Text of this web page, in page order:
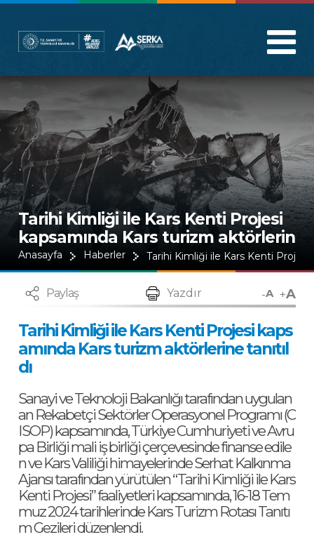
Tarihi Kimliği ile Kars Kenti Projesi
kapsamında Kars turizm aktörlerin
e tanıtıldı
Anasayfa Haberler Tarihi Kimliği ile Kars Kenti Projesi
Paylaş Yazdır -A +A
Tarihi Kimliği ile Kars Kenti Projesi kaps
amında Kars turizm aktörlerine tanıtıl
dı
Sanayi ve Teknoloji Bakanlığı tarafından uygulan
an Rekabetçi Sektörler Operasyonel Programı (C
ISOP) kapsamında, Türkiye Cumhuriyeti ve Avru
pa Birliği mali iş birliği çerçevesinde finanse edile
n ve Kars Valiliği himayelerinde Serhat Kalkınma
Ajansı tarafından yürütülen “Tarihi Kimliği ile Kars
Kenti Projesi” faaliyetleri kapsamında, 16-18 Tem
muz 2024 tarihlerinde Kars Turizm Rotası Tanıtı
m Gezileri düzenlendi.